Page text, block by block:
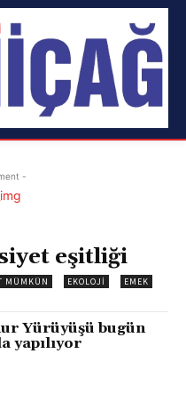
-
eşitliği
MÜMKÜN EKOLOJI EMEK
Yürüyüşü bugün
yapılıyor